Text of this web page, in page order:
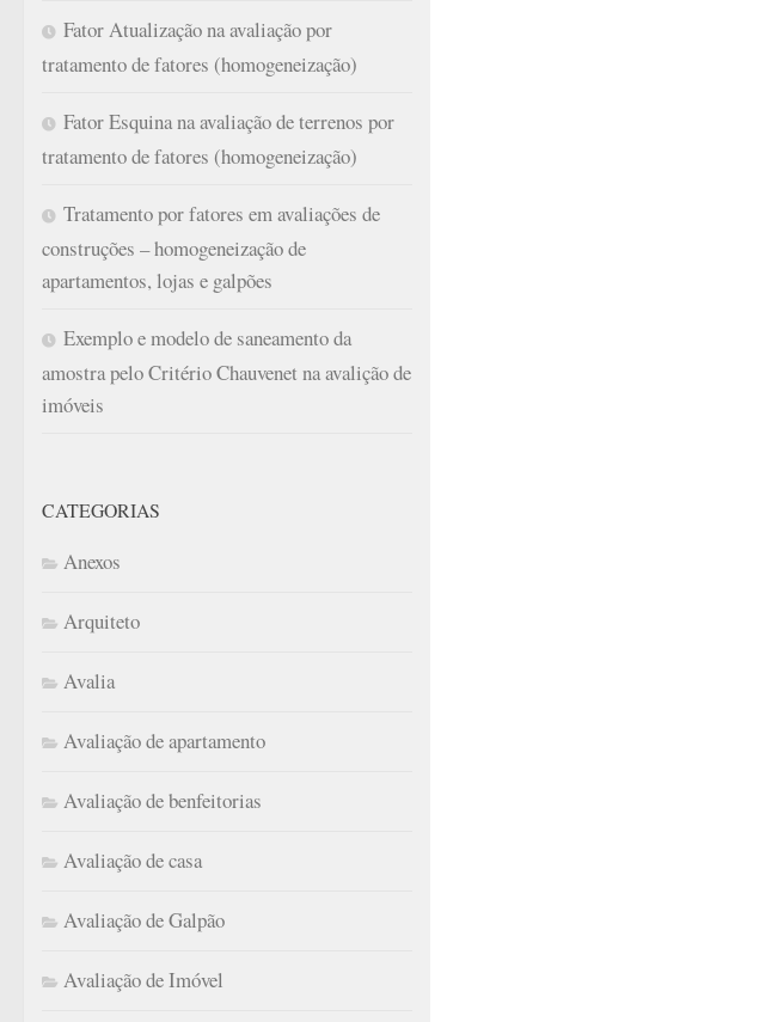
Fator Atualização na avaliação por
tratamento de fatores (homogeneização)
Fator Esquina na avaliação de terrenos por
tratamento de fatores (homogeneização)
Tratamento por fatores em avaliações de
construções – homogeneização de
apartamentos, lojas e galpões
Exemplo e modelo de saneamento da
amostra pelo Critério Chauvenet na avalição de
imóveis
CATEGORIAS
Anexos
Arquiteto
Avalia
Avaliação de apartamento
Avaliação de benfeitorias
Avaliação de casa
Avaliação de Galpão
Avaliação de Imóvel